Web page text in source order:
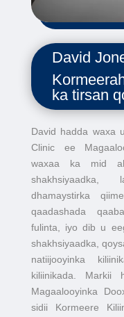
David
ka tirsan
David hadda waxa
Clinic ee
waxaa ka mid
shakhsiyaadka,
dhamaystirka
qaadashada
fulinta, iyo dib u
shakhsiyaadka,
natiijooyinka
kiliinikada. Markii
Magaalooyinka
sidii Kormeere